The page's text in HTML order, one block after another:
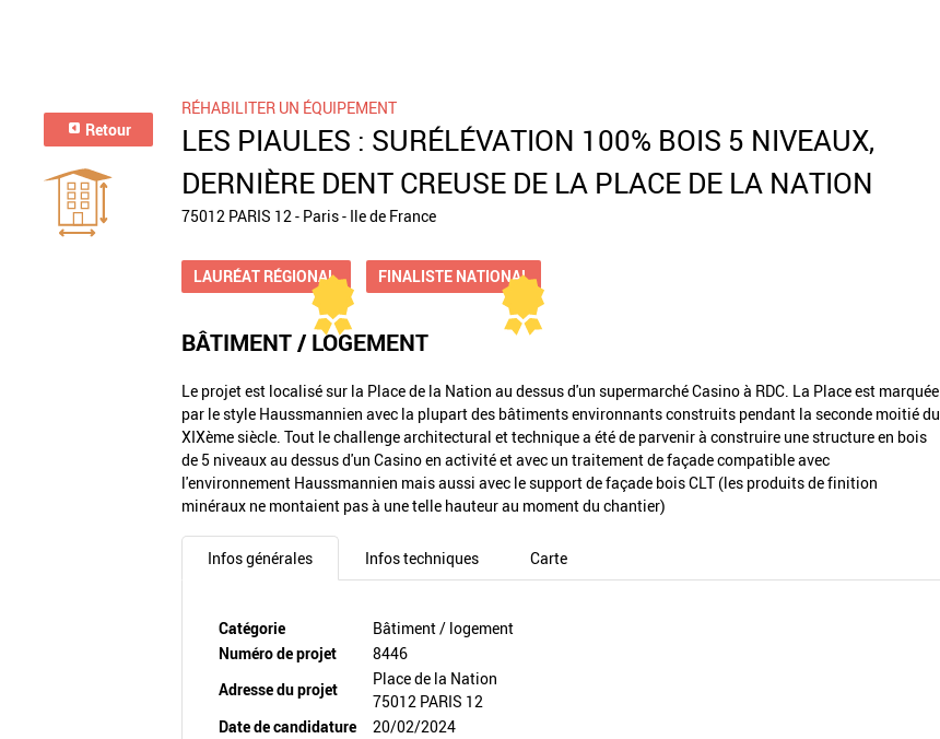
Retour
RÉHABILITER UN ÉQUIPEMENT
LES PIAULES : SURÉLÉVATION 100% BOIS 5 NIVEAUX,
DERNIÈRE DENT CREUSE DE LA PLACE DE LA NATION
75012 PARIS 12 - Paris - Ile de France
LAURÉAT RÉGIONAL FINALISTE NATIONAL
BÂTIMENT / LOGEMENT
Le projet est localisé sur la Place de la Nation au dessus d'un supermarché Casino à RDC. La Place est marquée
par le style Haussmannien avec la plupart des bâtiments environnants construits pendant la seconde moitié du
XIXème siècle. Tout le challenge architectural et technique a été de parvenir à construire une structure en bois
de 5 niveaux au dessus d'un Casino en activité et avec un traitement de façade compatible avec
l'environnement Haussmannien mais aussi avec le support de façade bois CLT (les produits de finition
minéraux ne montaient pas à une telle hauteur au moment du chantier)
Infos générales Infos techniques Carte
Catégorie
Bâtiment / logement
Numéro de projet
8446
Adresse du projet
Place de la Nation
75012 PARIS 12
Date de candidature
20/02/2024